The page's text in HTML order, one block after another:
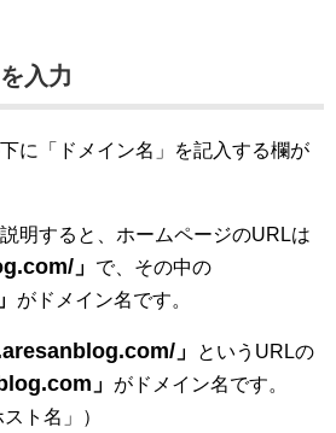
入力
に「ドメイン名」を記入する欄が
明すると、ホームページのURLは
」 で、その中の
がドメイン名です。
」
というURLの
」
がドメイン名です。
ト名」）